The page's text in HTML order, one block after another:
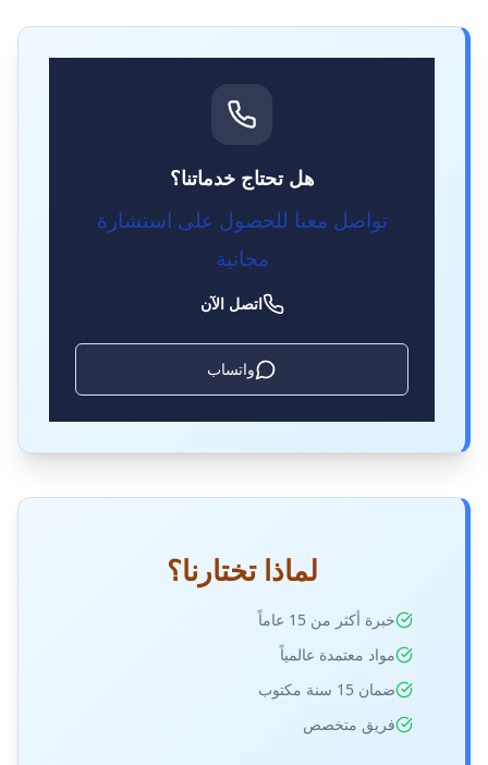
هل تحتاج خدماتنا؟
تواصل معنا للحصول على استشارة
مجانية
اتصل الآن
واتساب
لماذا تختارنا؟
خبرة أكثر من 15 عاماً
مواد معتمدة عالمياً
ضمان 15 سنة مكتوب
فريق متخصص